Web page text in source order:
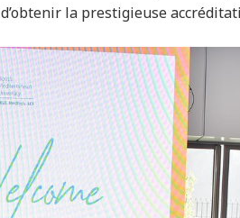
la prestigieuse